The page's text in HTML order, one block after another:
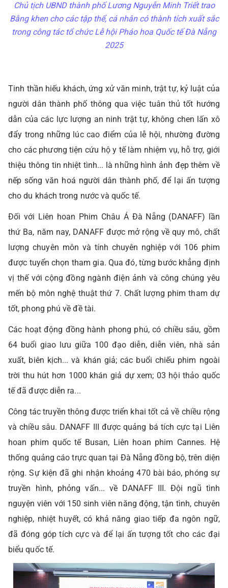
Chủ tịch UBND thành phố Lương Nguyễn Minh Triết trao
Bằng khen cho các tập thể, cá nhân có thành tích xuất sắc
trong công tác tổ chức Lễ hội Pháo hoa Quốc tế Đà Nẵng
2025
Tinh thần hiếu khách, ứng xử văn minh, trật tự, kỷ luật của
người dân thành phố thông qua việc tuân thủ tốt hướng
dẫn của các lực lượng an ninh trật tự, không chen lấn xô
đẩy trong những lúc cao điểm của lễ hội, nhường đường
cho các phương tiện cứu hộ y tế làm nhiệm vụ, hỗ trợ, giới
thiệu thông tin nhiệt tình... là những hình ảnh đẹp thêm về
nếp sống văn hoá người dân thành phố, để lại ấn tượng
cho du khách trong nước và quốc tế.
Đối với Liên hoan Phim Châu Á Đà Nẵng (DANAFF) lần
thứ Ba, năm nay, DANAFF được mở rộng về quy mô, chất
lượng chuyên môn và tính chuyên nghiệp với 106 phim
được tuyển chọn tham gia. Qua đó, từng bước khẳng định
vị thế với cộng đồng ngành điện ảnh và công chúng yêu
mến bộ môn nghệ thuật thứ 7. Chất lượng phim tham dự
tốt, phong phú về đề tài.
Các hoạt động đồng hành phong phú, có chiều sâu, gồm
64 buổi giao lưu giữa 100 đạo diễn, diễn viên, nhà sản
xuất, biên kịch... và khán giả; các buổi chiếu phim ngoài
trời thu hút hơn 1000 khán giả dự xem; 03 hội thảo quốc
tế đã được diễn ra...
Công tác truyền thông được triển khai tốt cả về chiều rộng
và chiều sâu. DANAFF III được quảng bá tích cực tại Liên
hoan phim quốc tế Busan, Liên hoan phim Cannes. Hệ
thống quảng cáo trực quan tại Đà Nẵng đồng bộ, trên diện
rộng. Sự kiện đã ghi nhận khoảng 470 bài báo, phóng sự
truyền hình, phỏng vấn... về DANAFF III. Đội ngũ tình
nguyện viên với 150 sinh viên năng động, tận tình, chuyên
nghiệp, nhiệt huyết, có khả năng giao tiếp đa ngôn ngữ,
đã đóng góp tích cực và để lại ấn tượng tốt cho các đại
biểu quốc tế.